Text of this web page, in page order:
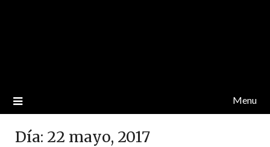
Menu
Día: 22 mayo, 2017